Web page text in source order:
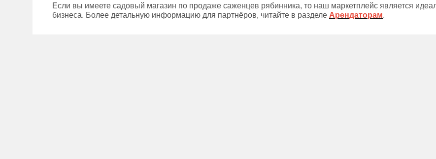
Если вы имеете садовый магазин по продаже саженцев рябинника, то наш маркетплейс является
бизнеса. Более детальную информацию для партнёров, читайте в разделе Арендаторам.